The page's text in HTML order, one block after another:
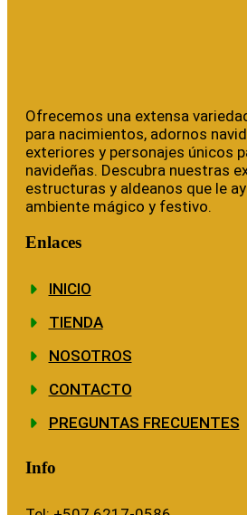
Ofrecemos una extensa
para nacimientos, adornos
exteriores y personajes únicos
navideñas. Descubra nuestras
estructuras y aldeanos que le
ambiente mágico y festivo.
Enlaces
INICIO
TIENDA
NOSOTROS
CONTACTO
PREGUNTAS FRECUENTES
Info